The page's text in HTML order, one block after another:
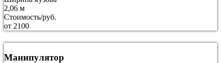
2,06 м
Стоимость/руб.
от 2100
Манипулятор